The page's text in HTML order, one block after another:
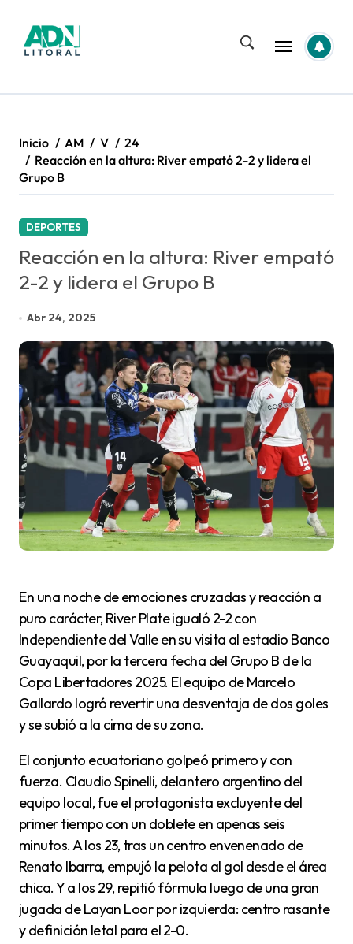
contenido
Inicio AM V
24
Reacción en la altura: River empató 2-2 y lidera el
Grupo B
DEPORTES
Reacción en la altura: River empató
2-2 y lidera el Grupo B
Abr 24, 2025
En una noche de emociones cruzadas y reacción a
puro carácter, River Plate igualó 2-2 con
Independiente del Valle en su visita al estadio Banco
Guayaquil, por la tercera fecha del Grupo B de la
Copa Libertadores 2025. El equipo de Marcelo
Gallardo logró revertir una desventaja de dos goles
y se subió a la cima de su zona.
El conjunto ecuatoriano golpeó primero y con
fuerza. Claudio Spinelli, delantero argentino del
equipo local, fue el protagonista excluyente del
primer tiempo con un doblete en apenas seis
minutos. A los 23, tras un centro envenenado de
Renato Ibarra, empujó la pelota al gol desde el área
chica. Y a los 29, repitió fórmula luego de una gran
jugada de Layan Loor por izquierda: centro rasante
y definición letal para el 2-0.